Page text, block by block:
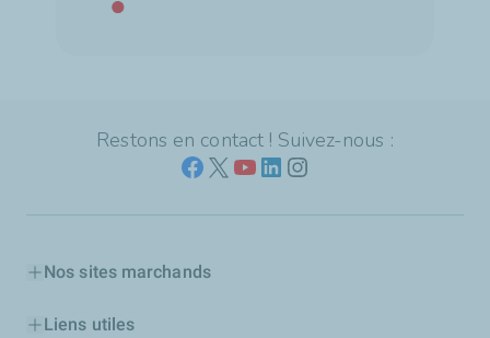
Restons en contact ! Suivez-nous :
Nos sites marchands
Liens utiles